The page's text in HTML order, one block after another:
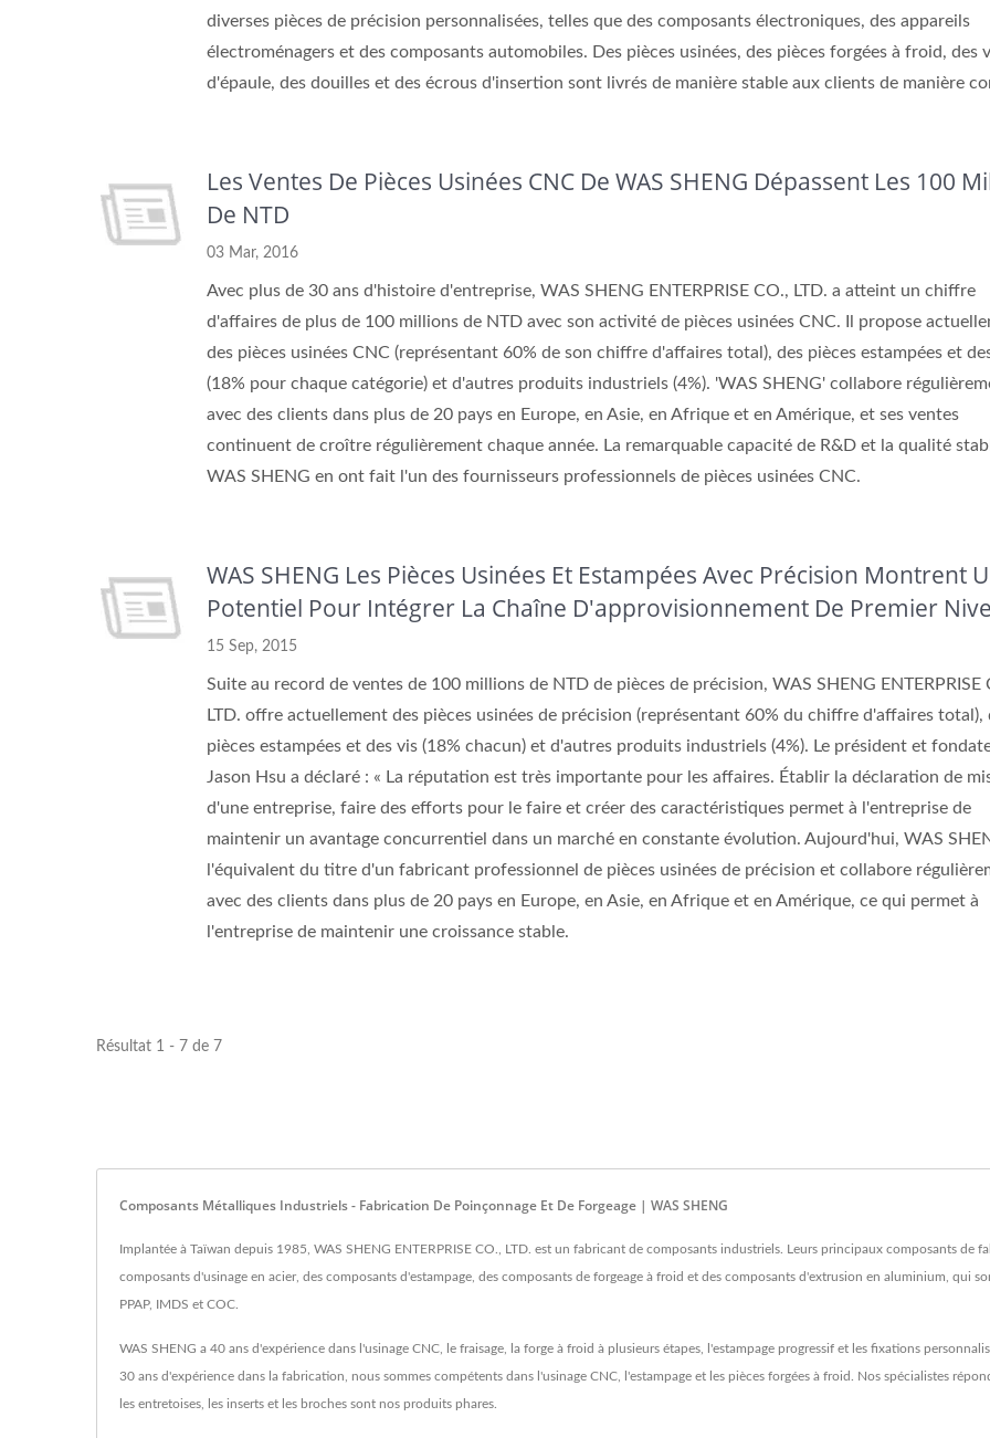
diverses pièces de précision personnalisées, telles que des composants électroniques, des appareils
électroménagers et des composants automobiles. Des pièces usinées, des pièces forgées à froid, des
d'épaule, des douilles et des écrous d'insertion sont livrés de manière stable aux clients de manière
Les Ventes De Pièces Usinées CNC De WAS SHENG Dépassent Les 100
De NTD
03 Mar, 2016
Avec plus de 30 ans d'histoire d'entreprise, WAS SHENG ENTERPRISE CO., LTD. a atteint un chiffre
d'affaires de plus de 100 millions de NTD avec son activité de pièces usinées CNC. Il propose
des pièces usinées CNC (représentant 60% de son chiffre d'affaires total), des pièces estampées et
(18% pour chaque catégorie) et d'autres produits industriels (4%). 'WAS SHENG' collabore
avec des clients dans plus de 20 pays en Europe, en Asie, en Afrique et en Amérique, et ses ventes
continuent de croître régulièrement chaque année. La remarquable capacité de R&D et la qualité
WAS SHENG en ont fait l'un des fournisseurs professionnels de pièces usinées CNC.
WAS SHENG Les Pièces Usinées Et Estampées Avec Précision Montrent
Potentiel Pour Intégrer La Chaîne D'approvisionnement De Premier
15 Sep, 2015
Suite au record de ventes de 100 millions de NTD de pièces de précision, WAS SHENG ENTERPRISE
LTD. offre actuellement des pièces usinées de précision (représentant 60% du chiffre d'affaires total),
pièces estampées et des vis (18% chacun) et d'autres produits industriels (4%). Le président et
Jason Hsu a déclaré : « La réputation est très importante pour les affaires. Établir la déclaration de
d'une entreprise, faire des efforts pour le faire et créer des caractéristiques permet à l'entreprise de
maintenir un avantage concurrentiel dans un marché en constante évolution. Aujourd'hui, WAS
l'équivalent du titre d'un fabricant professionnel de pièces usinées de précision et collabore
avec des clients dans plus de 20 pays en Europe, en Asie, en Afrique et en Amérique, ce qui permet à
l'entreprise de maintenir une croissance stable.
Résultat 1 - 7 de 7
Composants Métalliques Industriels - Fabrication De Poinçonnage Et De Forgeage | WAS SHENG
Implantée à Taïwan depuis 1985, WAS SHENG ENTERPRISE CO., LTD. est un fabricant de composants industriels. Leurs principaux composants de
composants d'usinage en acier, des composants d'estampage, des composants de forgeage à froid et des composants d'extrusion en aluminium, qui
PPAP, IMDS et COC.
WAS SHENG a 40 ans d'expérience dans l'usinage CNC, le fraisage, la forge à froid à plusieurs étapes, l'estampage progressif et les fixations
30 ans d'expérience dans la fabrication, nous sommes compétents dans l'usinage CNC, l'estampage et les pièces forgées à froid. Nos spécialistes
les entretoises, les inserts et les broches sont nos produits phares.